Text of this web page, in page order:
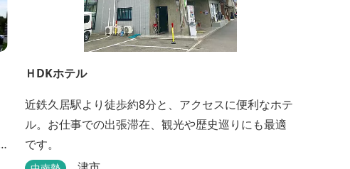
ＨDKホテル
近鉄久居駅より徒歩約8分と、アクセスに便利なホテ
ル。お仕事での出張滞在、観光や歴史巡りにも最適
です。